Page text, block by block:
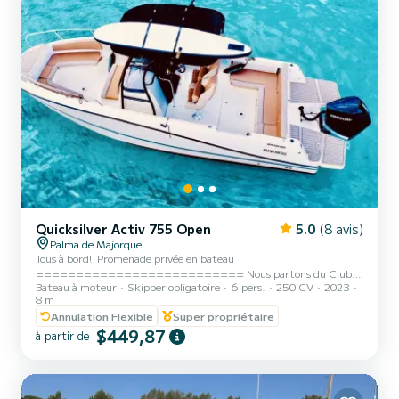
Quicksilver Activ 755 Open 5.0 (8 avis)
Palma de Majorque
️️️Tous à bord! ️️️ Promenade privée en bateau
========================== Nous partons du Club
de Mar (Palma) vers les coins les plus spectaculaires de l'est et du
sud-ouest de la baie : les eaux cristallines de Cala Blava, Cap Rocat,
Cala Vella ou Illetas, Cala Viñas et Portals Vells. L'EXPÉRIENCE À
BORD ========================== Oubliez tout.
Nous jetons l'ancre dans des paradis transparents pour que vous
découvrez la vie marine avec n...
Bateau à moteur Skipper obligatoire 6 pers. 250 CV
2023
8 m
Annulation Flexible
Super propriétaire
à partir de $449,87